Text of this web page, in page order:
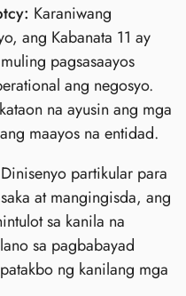
Karaniwang
ang Kabanata 11 ay
pagsasaayos
ang negosyo.
na ayusin ang mga
maayos na entidad.
Dinisenyo partikular para
at mangingisda, ang
sa kanila na
sa pagbabayad
ng kanilang mga